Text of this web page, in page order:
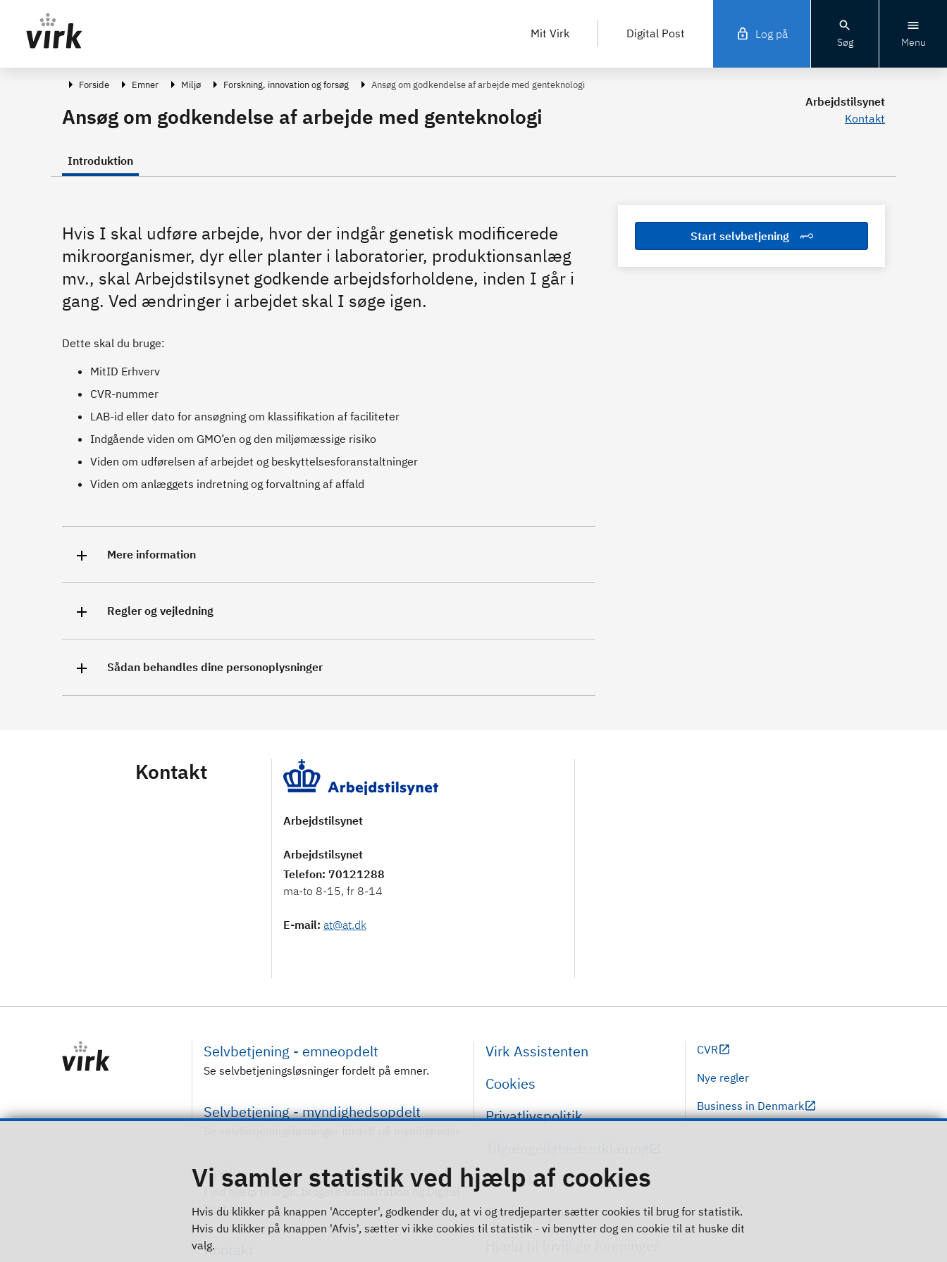
Vi samler statistik ved hjælp af cookies
Hvis du klikker på knappen 'Accepter', godkender du, at vi og tredjeparter sætter cookies til brug for statistik.
Hvis du klikker på knappen 'Afvis', sætter vi ikke cookies til statistik - vi benytter dog en cookie til at huske dit
valg.
Mit Virk
Digital Post Log på
Søg Menu
Forside Emner Miljø Forskning, innovation og forsøg Ansøg om godkendelse af arbejde med genteknologi
Ansøg om godkendelse af arbejde med genteknologi
Arbejdstilsynet
Kontakt
Introduktion
Hvis I skal udføre arbejde, hvor der indgår genetisk modificerede
mikroorganismer, dyr eller planter i laboratorier, produktionsanlæg
mv., skal Arbejdstilsynet godkende arbejdsforholdene, inden I går i
gang. Ved ændringer i arbejdet skal I søge igen.
Dette skal du bruge:
MitID Erhverv
CVR-nummer
LAB-id eller dato for ansøgning om klassifikation af faciliteter
Indgående viden om GMO’en og den miljømæssige risiko
Viden om udførelsen af arbejdet og beskyttelsesforanstaltninger
Viden om anlæggets indretning og forvaltning af affald
Start selvbetjening
Mere information
Regler og vejledning
Sådan behandles dine personoplysninger
Kontakt
Arbejdstilsynet
Arbejdstilsynet
Telefon: 70121288
ma-to 8-15, fr 8-14
E-mail: at@at.dk
Selvbetjening - emneopdelt
Se selvbetjeningsløsninger fordelt på emner.
Selvbetjening - myndighedsopdelt
Hjælp
Find hjælp til login, brugeradministration og Digital
Post
Kontakt
Virk Assistenten
Cookies
Privatlivspolitik
Om Virk
For myndigheder
CVR
Nye regler
Business in Denmark